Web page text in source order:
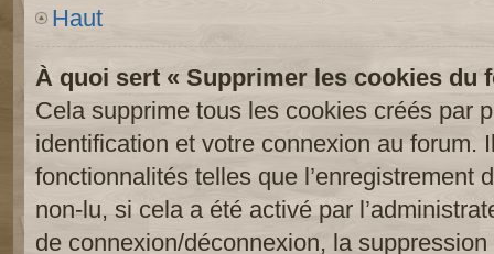
Haut
À quoi sert « Supprimer les cookies du
Cela supprime tous les cookies créés par
identification et votre connexion au forum.
fonctionnalités telles que l’enregistrement
non-lu, si cela a été activé par
de connexion/déconnexion, la